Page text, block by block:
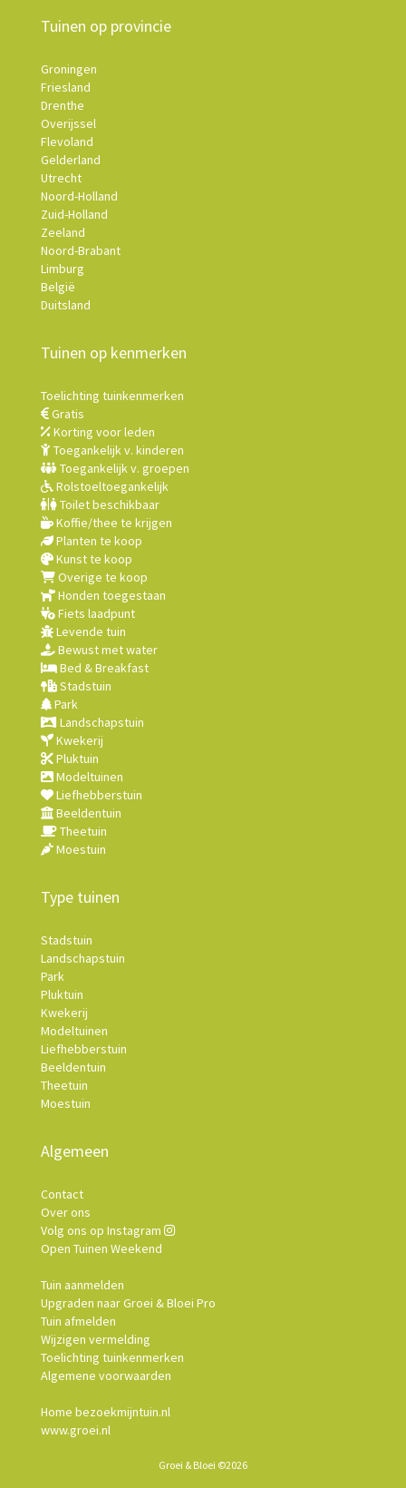
Tuinen op provincie
Groningen
Friesland
Drenthe
Overijssel
Flevoland
Gelderland
Utrecht
Noord-Holland
Zuid-Holland
Zeeland
Noord-Brabant
Limburg
België
Duitsland
Tuinen op kenmerken
Toelichting tuinkenmerken
Gratis
Korting voor leden
Toegankelijk v. kinderen
Toegankelijk v. groepen
Rolstoeltoegankelijk
Toilet beschikbaar
Koffie/thee te krijgen
Planten te koop
Kunst te koop
Overige te koop
Honden toegestaan
Fiets laadpunt
Levende tuin
Bewust met water
Bed & Breakfast
Stadstuin
Park
Landschapstuin
Kwekerij
Pluktuin
Modeltuinen
Liefhebberstuin
Beeldentuin
Theetuin
Moestuin
Type tuinen
Stadstuin
Landschapstuin
Park
Pluktuin
Kwekerij
Modeltuinen
Liefhebberstuin
Beeldentuin
Theetuin
Moestuin
Algemeen
Contact
Over ons
Volg ons op Instagram
Open Tuinen Weekend
Tuin aanmelden
Upgraden naar Groei & Bloei Pro
Tuin afmelden
Wijzigen vermelding
Toelichting tuinkenmerken
Algemene voorwaarden
Home bezoekmijntuin.nl
www.groei.nl
Groei & Bloei ©2026